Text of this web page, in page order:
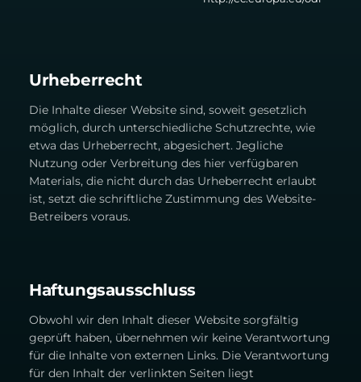
Urheberrecht
Die Inhalte dieser Website sind, soweit gesetzlich
möglich, durch unterschiedliche Schutzrechte, wie
etwa das Urheberrecht, abgesichert. Jegliche
Nutzung oder Verbreitung des hier verfügbaren
Materials, die nicht durch das Urheberrecht erlaubt
ist, setzt die schriftliche Zustimmung des Website-
Betreibers voraus.
Haftungsausschluss
Obwohl wir den Inhalt dieser Website sorgfältig
geprüft haben, übernehmen wir keine Verantwortung
für die Inhalte von externen Links. Die Verantwortung
für den Inhalt der verlinkten Seiten liegt